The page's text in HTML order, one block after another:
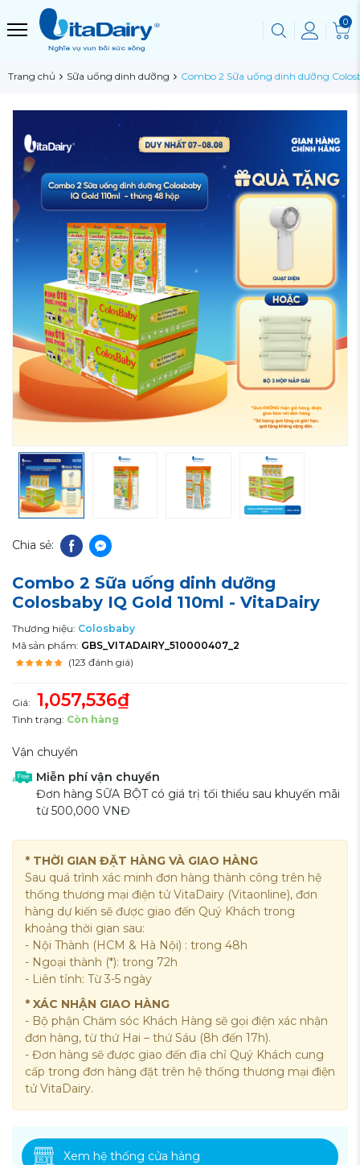
0
Trang chủ Sữa uống dinh dưỡng Combo 2 Sữa uống dinh dưỡng
Chia sẻ:
Combo 2 Sữa uống dinh dưỡng
Colosbaby IQ Gold 110ml - VitaDairy
Thương hiệu: Colosbaby
Mã sản phẩm: GBS_VITADAIRY_510000407_2
(123 đánh giá)
Giá: 1,057,536₫
Tình trạng: Còn hàng
Vận chuyển
Miễn phí vận chuyển
Đơn hàng SỮA BỘT có giá trị tối thiểu sau khuyến mãi
từ 500,000 VNĐ
* THỜI GIAN ĐẶT HÀNG VÀ GIAO HÀNG
Sau quá trình xác minh đơn hàng thành công trên hệ
thống thương mại điện tử VitaDairy (Vitaonline), đơn
hàng dự kiến sẽ được giao đến Quý Khách trong
khoảng thời gian sau:
- Nội Thành (HCM & Hà Nội) : trong 48h
- Ngoại thành (*): trong 72h
- Liên tỉnh: Từ 3-5 ngày
* XÁC NHẬN GIAO HÀNG
- Bộ phận Chăm sóc Khách Hàng sẽ gọi điện xác nhận
đơn hàng, từ thứ Hai – thứ Sáu (8h đến 17h).
- Đơn hàng sẽ được giao đến địa chỉ Quý Khách cung
cấp trong đơn hàng đặt trên hệ thống thương mại điện
tử VitaDairy.
Xem hệ thống cửa hàng